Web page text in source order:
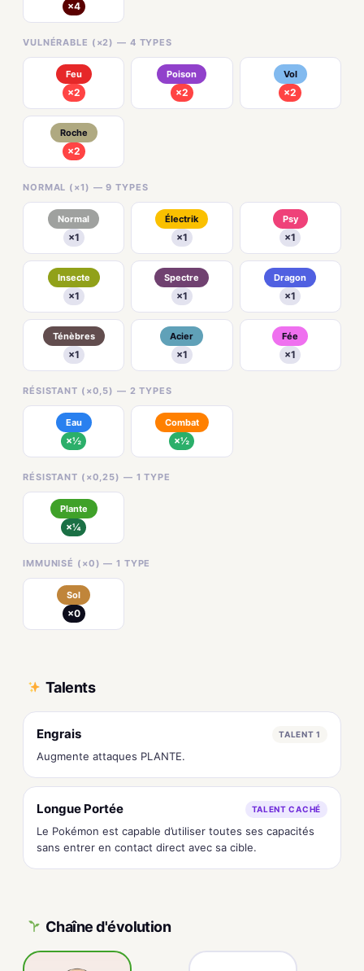
×4
VULNÉRABLE (×2) — 4 TYPES
Feu
×2
Poison
×2
Vol
×2
Roche
×2
NORMAL (×1) — 9 TYPES
Normal
×1
Électrik
×1
Psy
×1
Insecte
×1
Spectre
×1
Dragon
×1
Ténèbres
×1
Acier
×1
Fée
×1
RÉSISTANT (×0,5) — 2 TYPES
Eau
×½
Combat
×½
RÉSISTANT (×0,25) — 1 TYPE
Plante
×¼
IMMUNISÉ (×0) — 1 TYPE
Sol
×0
Talents
Engrais TALENT 1
Augmente attaques PLANTE.
Longue Portée TALENT CACHÉ
Le Pokémon est capable d’utiliser toutes ses capacités
sans entrer en contact direct avec sa cible.
Chaîne d'évolution